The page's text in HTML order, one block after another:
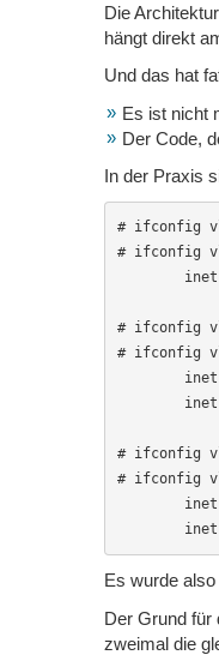
Die
hängt direkt
Und das hat
Es ist nicht
Der Code,
In der Praxis
# ifconfig
# ifconfig
inet
# ifconfig
# ifconfig
inet
inet
# ifconfig
# ifconfig
inet
inet
Es wurde also
Der Grund für
zweimal die